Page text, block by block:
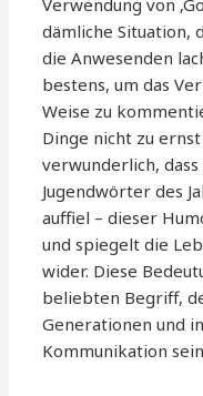
Verwendung von
dämliche Situation,
die Anwesenden
bestens, um das
Weise zu
Dinge nicht zu
verwunderlich, dass
Jugendwörter des
auffiel – dieser
und spiegelt die
wider. Diese
beliebten Begriff,
Generationen und
Kommunikation